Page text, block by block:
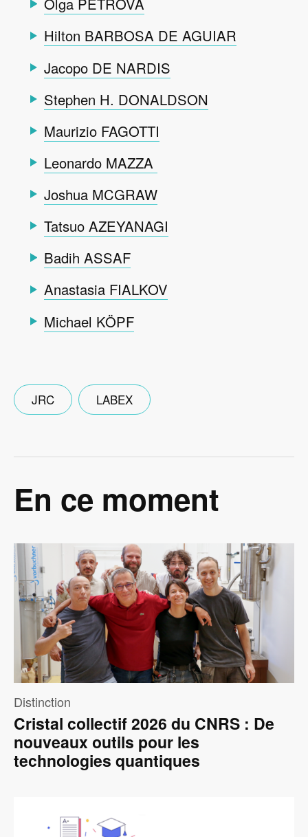
Olga PETROVA
Hilton BARBOSA DE AGUIAR
Jacopo DE NARDIS
Stephen H. DONALDSON
Maurizio FAGOTTI
Leonardo MAZZA
Joshua MCGRAW
Tatsuo AZEYANAGI
Badih ASSAF
Anastasia FIALKOV
Michael KÖPF
JRC LABEX
En ce moment
Image
Distinction
Cristal collectif 2026 du CNRS : De
nouveaux outils pour les
technologies quantiques
Image